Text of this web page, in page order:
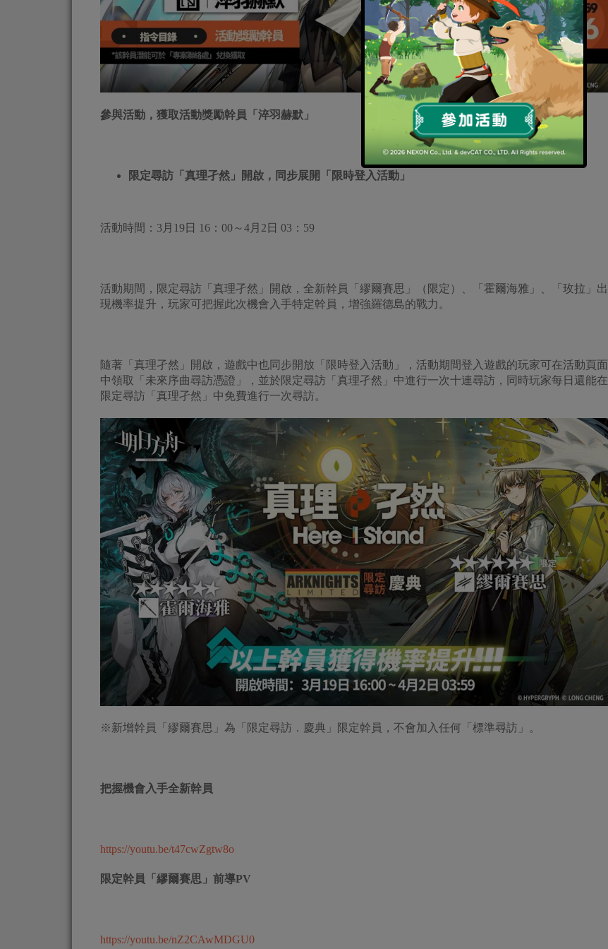
參與活動，獲取活動獎勵幹員「淬羽赫默」
限定尋訪「真理孑然」開啟，同步展開「限時登入活動」
活動時間：3月19日 16：00～4月2日 03：59
活動期間，限定尋訪「真理孑然」開啟，全新幹員「繆爾賽思」（限定）、「霍爾海雅」、「玫拉」出
現機率提升，玩家可把握此次機會入手特定幹員，增強羅德島的戰力。
隨著「真理孑然」開啟，遊戲中也同步開放「限時登入活動」，活動期間登入遊戲的玩家可在活動頁面
中領取「未來序曲尋訪憑證」，並於限定尋訪「真理孑然」中進行一次十連尋訪，同時玩家每日還能在
限定尋訪「真理孑然」中免費進行一次尋訪。
※新增幹員「繆爾賽思」為「限定尋訪．慶典」限定幹員，不會加入任何「標準尋訪」。
把握機會入手全新幹員
https://youtu.be/t47cwZgtw8o
限定幹員「繆爾賽思」前導PV
https://youtu.be/nZ2CAwMDGU0